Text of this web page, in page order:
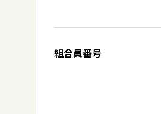
組合員番号